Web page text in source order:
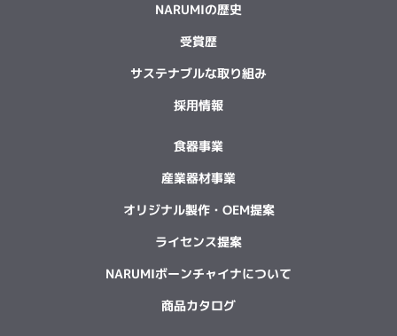
NARUMIの歴史
受賞歴
サステナブルな取り組み
採用情報
食器事業
産業器材事業
オリジナル製作・OEM提案
ライセンス提案
NARUMIボーンチャイナについて
商品カタログ